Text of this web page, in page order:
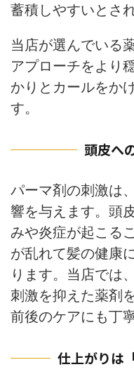
蓄積しやすいとさ
当店が選んでいる
アプローチをより
かりとカールをか
す。
頭皮へ
パーマ剤の刺激は
響を与えます。頭
みや炎症が起こる
が乱れて髪の健康
ります。当店では
刺激を抑えた薬剤
前後のケアにも丁
仕上がりは